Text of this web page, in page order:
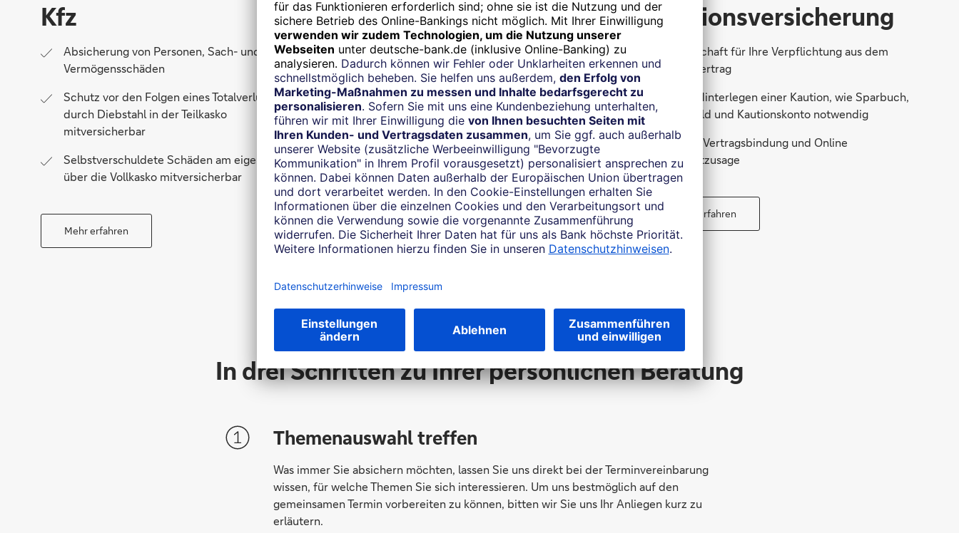
Kfz
Absicherung von Personen, Sach- und
Vermögensschäden
Schutz vor den Folgen eines Totalverlustes
durch Diebstahl in der Teilkasko
mitversicherbar
Selbstverschuldete Schäden am eigenen Pkw
über die Vollkasko mitversicherbar
Mehr erfahren
Wohngebäude
Schutz bei Gebäudeschäden durch z.B. Feuer
und Blitzschlag
Absicherung von Elementarschäden möglich, z.
B. bei Hochwasser und Erdrutsch
Übernahme notwendiger Aufräumungs- und
Abbruchkosten sowie Hotelkosten
Mehr erfahren
Kautionsversicherung
Bürgschaft für Ihre Verpflichtung aus dem
Mietvertrag
Kein Hinterlegen einer Kaution, wie Sparbuch,
Bargeld und Kautionskonto notwendig
Keine Vertragsbindung und Online
Sofortzusage
Mehr erfahren
In drei Schritten zu Ihrer persönlichen Beratung
Themenauswahl treffen
Was immer Sie absichern möchten, lassen Sie uns direkt bei der Terminvereinbarung
wissen, für welche Themen Sie sich interessieren. Um uns bestmöglich auf den
gemeinsamen Termin vorbereiten zu können, bitten wir Sie uns Ihr Anliegen kurz zu
erläutern.